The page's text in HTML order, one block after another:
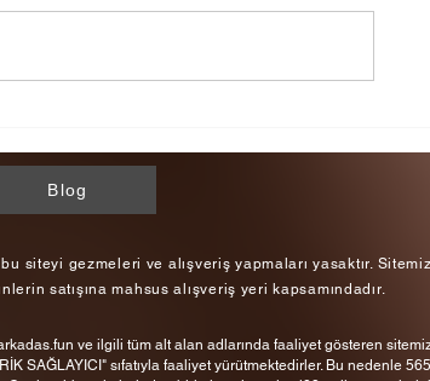
Blog
siteyi gezmeleri ve alışveriş yapmaları yasaktır.
satışına mahsus alışveriş yeri kapsamındadır.
ve ilgili tüm alt alan adlarında faaliyet gösteren
sıfatıyla faaliyet yürütmektedirler. Bu nedenle